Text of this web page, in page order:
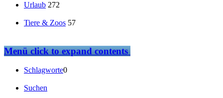
Urlaub 272
Tiere & Zoos 57
Menüclick to expand contents
Schlagworte0
Suchen